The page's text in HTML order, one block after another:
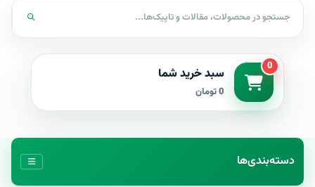
0 سبد خرید شما
0 تومان
دسته‌بندی‌ها